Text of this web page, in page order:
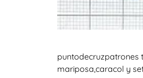
puntodecruzpatrones
mariposa,caracol y